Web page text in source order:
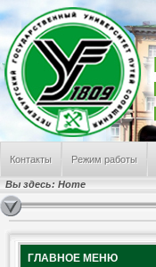
Контакты Режим работы
Вы здесь: Home
ГЛАВНОЕ МЕНЮ